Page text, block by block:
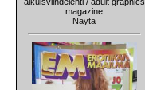
magazine
Näytä